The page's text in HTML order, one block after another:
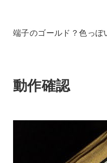
端子のゴールド？色っ
動作確認